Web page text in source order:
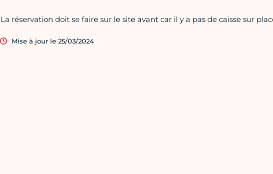
La réservation doit se faire sur le site avant car il y a pas de caisse sur
Mise à jour le 25/03/2024